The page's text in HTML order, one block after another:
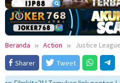
Beranda Action
Justice
Sharer
Tweet